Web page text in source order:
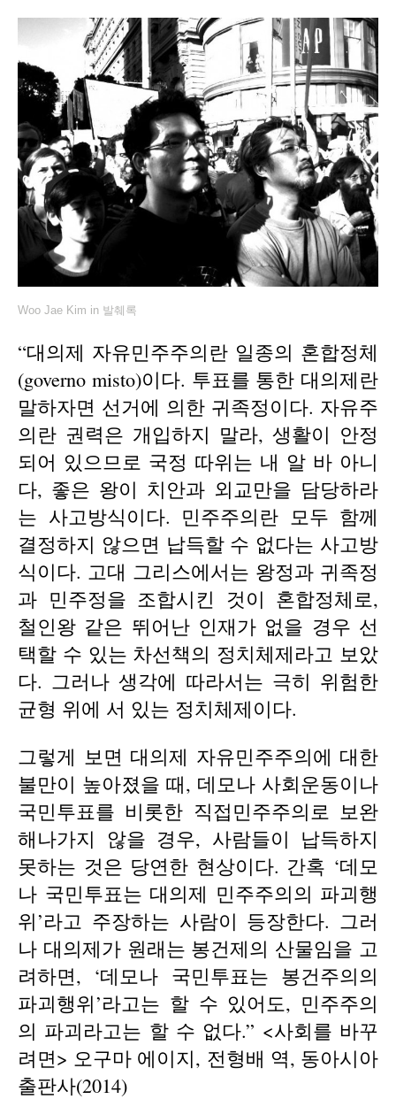
Woo Jae Kim in 발췌록
“대의제 자유민주주의란 일종의 혼합정체
(governo misto)이다. 투표를 통한 대의제란
말하자면 선거에 의한 귀족정이다. 자유주
의란 권력은 개입하지 말라, 생활이 안정
되어 있으므로 국정 따위는 내 알 바 아니
다, 좋은 왕이 치안과 외교만을 담당하라
는 사고방식이다. 민주주의란 모두 함께
결정하지 않으면 납득할 수 없다는 사고방
식이다. 고대 그리스에서는 왕정과 귀족정
과 민주정을 조합시킨 것이 혼합정체로,
철인왕 같은 뛰어난 인재가 없을 경우 선
택할 수 있는 차선책의 정치체제라고 보았
다. 그러나 생각에 따라서는 극히 위험한
균형 위에 서 있는 정치체제이다.
그렇게 보면 대의제 자유민주주의에 대한
불만이 높아졌을 때, 데모나 사회운동이나
국민투표를 비롯한 직접민주주의로 보완
해나가지 않을 경우, 사람들이 납득하지
못하는 것은 당연한 현상이다. 간혹 ‘데모
나 국민투표는 대의제 민주주의의 파괴행
위’라고 주장하는 사람이 등장한다. 그러
나 대의제가 원래는 봉건제의 산물임을 고
려하면, ‘데모나 국민투표는 봉건주의의
파괴행위’라고는 할 수 있어도, 민주주의
의 파괴라고는 할 수 없다.” <사회를 바꾸
려면> 오구마 에이지, 전형배 역, 동아시아
출판사(2014)